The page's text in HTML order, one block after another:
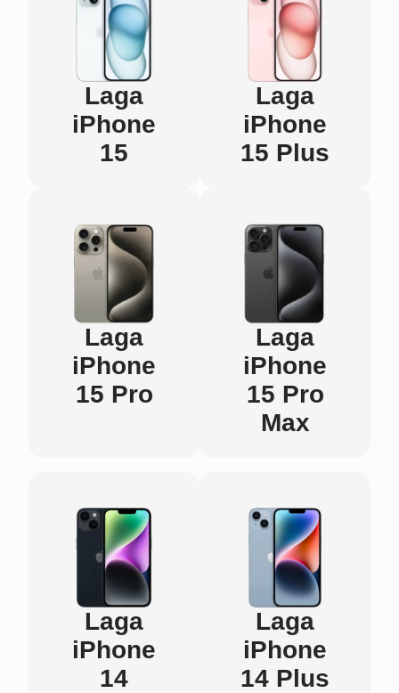
Laga
iPhone
15
Laga
iPhone
15 Plus
Laga
iPhone
15 Pro
Laga
iPhone
15 Pro
Max
Laga
iPhone
14
Laga
iPhone
14 Plus